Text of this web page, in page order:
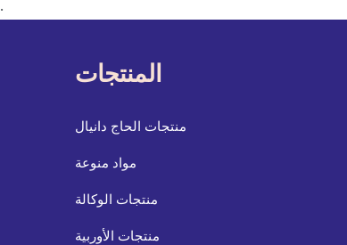
.
المنتجات
منتجات الحاج دانيال
مواد منوعة
منتجات الوكالة
منتجات الأوربية